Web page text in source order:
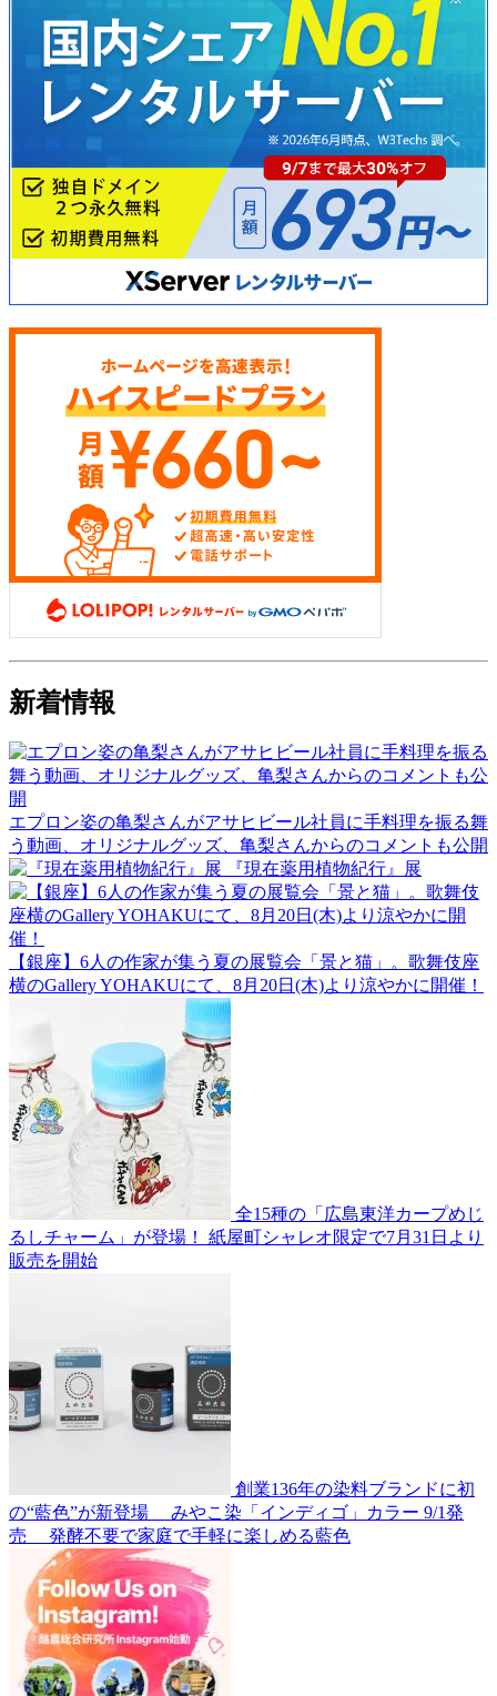
新着情報
エプロン姿の亀梨さんがアサヒビール社員に手料理を振る舞
う動画、オリジナルグッズ、亀梨さんからのコメントも公開
『現在薬用植物紀行』展
【銀座】6人の作家が集う夏の展覧会「景と猫」。歌舞伎座
横のGallery YOHAKUにて、8月20日(木)より涼やかに開催！
全15種の「広島東洋カープめじ
るしチャーム」が登場！ 紙屋町シャレオ限定で7月31日より
販売を開始
創業136年の染料ブランドに初
の“藍色”が新登場 みやこ染「インディゴ」カラー 9/1発
売 発酵不要で家庭で手軽に楽しめる藍色